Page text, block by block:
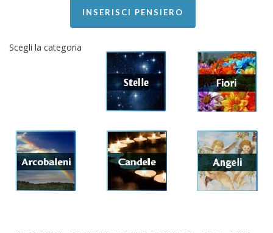
INSERISCI PENSIERO
Scegli la categoria